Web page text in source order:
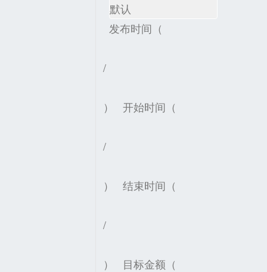
默认
发布时间（
/
） 开始时间（
/
） 结束时间（
/
） 目标金额（